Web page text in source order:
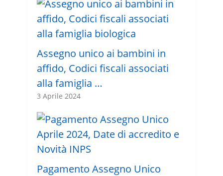
Assegno unico ai bambini in
affido, Codici fiscali associati
alla famiglia …
3 Aprile 2024
Pagamento Assegno Unico